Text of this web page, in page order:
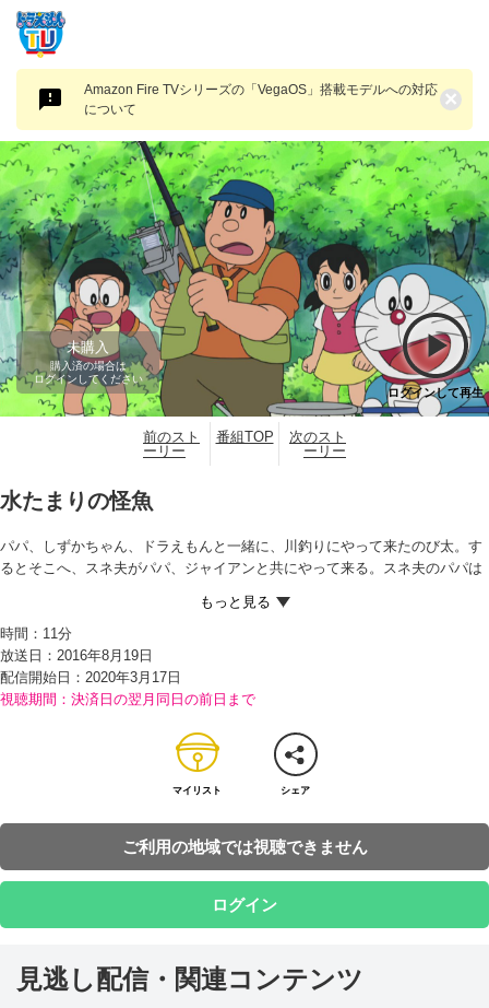
Amazon Fire TVシリーズの「VegaOS」搭載モデルへの対応
について
×
未購入
購入済の場合は
ログインしてください
ログインして再生
前のスト
ーリー
番組TOP
次のスト
ーリー
水たまりの怪魚
パパ、しずかちゃん、ドラえもんと一緒に、川釣りにやって来たのび太。す
るとそこへ、スネ夫がパパ、ジャイアンと共にやって来る。スネ夫のパパは
らず、どんどん大きな魚を釣り上げていき、のび太たちはガッカリ…。 その
様子を見たスネ夫から、川の裏にある沼は釣りの穴場らしいと聞いたのび太
たちは場所を移すが、なかなか手ごたえがない。実はそれはスネ夫のウソ
で、そこは沼ではなく、なんと、ただの大きな水たまりだった…！ 必死に釣
りをしているパパに本当のことが言えず、のび太が困っていると、ドラえも
状態に戻すことができる『もどりライト』を取り出す。 さっそくお弁当に持
ってきたおかかおにぎりにもどりライトを当てたところ、なんとカツオが出
現！ のび太はさらに鮭のおにぎりを大きなサケに戻し、水たまりに放流する
時間： 11分
放送日：2016年8月19日
配信開始日： 2020年3月17日
視聴期間：決済日の翌月同日の前日まで
マイリスト シェア
ご利用の地域では視聴できません
ログイン
見逃し配信・関連コンテンツ